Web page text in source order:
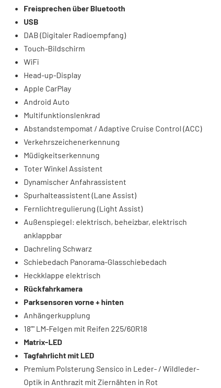
Freisprechen über Bluetooth
USB
DAB (Digitaler Radioempfang)
Touch-Bildschirm
WiFi
Head-up-Display
Apple CarPlay
Android Auto
Multifunktionslenkrad
Abstandstempomat / Adaptive Cruise Control (ACC)
Verkehrszeichenerkennung
Müdigkeitserkennung
Toter Winkel Assistent
Dynamischer Anfahrassistent
Spurhalteassistent (Lane Assist)
Fernlichtregulierung (Light Assist)
Außenspiegel: elektrisch, beheizbar, elektrisch
anklappbar
Dachreling Schwarz
Schiebedach Panorama-Glasschiebedach
Heckklappe elektrisch
Rückfahrkamera
Parksensoren vorne + hinten
Anhängerkupplung
18"" LM-Felgen mit Reifen 225/60R18
Matrix-LED
Tagfahrlicht mit LED
Premium Polsterung Sensico in Leder- / Wildleder-
Optik in Anthrazit mit Ziernähten in Rot